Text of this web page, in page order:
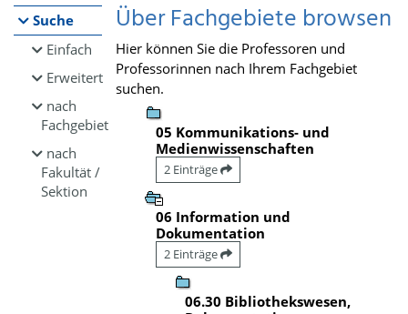
Suche
Einfach
Erweitert
nach
Fachgebiet
nach
Fakultät /
Sektion
Über Fachgebiete browsen
Hier können Sie die Professoren und
Professorinnen nach Ihrem Fachgebiet
suchen.
05 Kommunikations- und
Medienwissenschaften
2 Einträge
06 Information und
Dokumentation
2 Einträge
06.30 Bibliothekswesen,